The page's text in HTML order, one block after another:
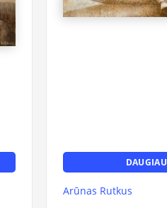
DAUGIAU
Arūnas Rutkus